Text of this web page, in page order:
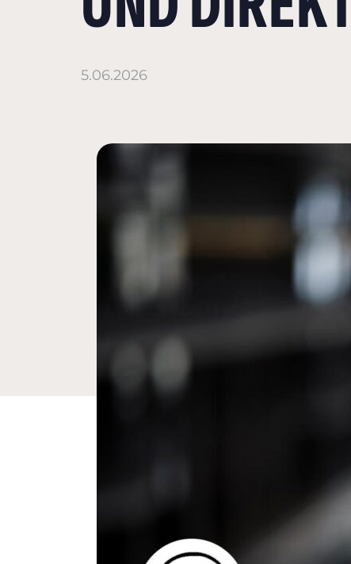
5.06.2026